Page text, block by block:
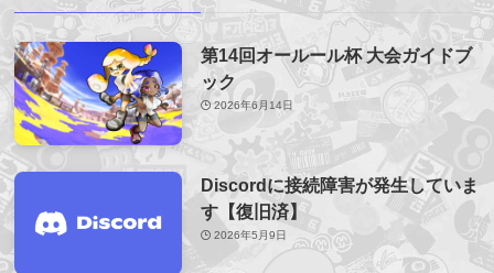
第14回オールール杯 大会ガイドブ
ック
2026年6月14日
Discordに接続障害が発生していま
す【復旧済】
2026年5月9日